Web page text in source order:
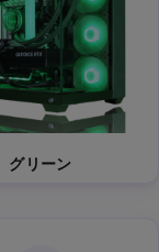
グリーン